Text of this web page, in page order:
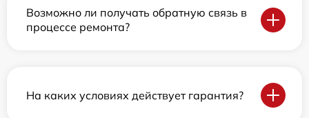
Возможно ли получать обратную связь в
процессе ремонта?
На каких условиях действует гарантия?